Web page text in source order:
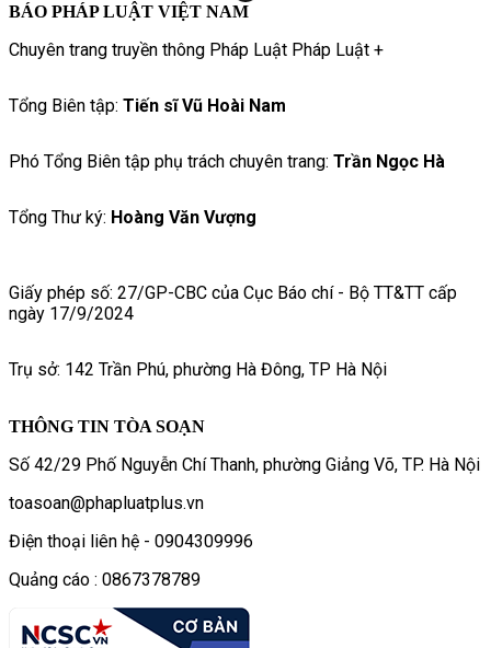
BÁO PHÁP LUẬT VIỆT NAM
Chuyên trang truyền thông Pháp Luật Pháp Luật +
Tổng Biên tập: Tiến sĩ Vũ Hoài Nam
Phó Tổng Biên tập phụ trách chuyên trang: Trần Ngọc Hà
Tổng Thư ký: Hoàng Văn Vượng
Giấy phép số: 27/GP-CBC của Cục Báo chí - Bộ TT&TT cấp
ngày 17/9/2024
Trụ sở: 142 Trần Phú, phường Hà Đông, TP Hà Nội
THÔNG TIN TÒA SOẠN
Số 42/29 Phố Nguyễn Chí Thanh, phường Giảng Võ, TP. Hà Nội
toasoan@phapluatplus.vn
Điện thoại liên hệ - 0904309996
Quảng cáo : 0867378789